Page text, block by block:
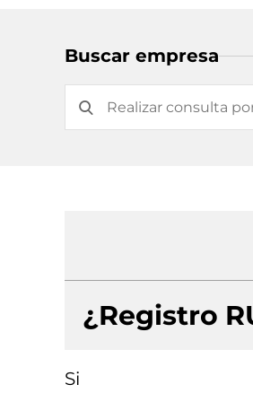
Buscar empresa
¿Registro
Si